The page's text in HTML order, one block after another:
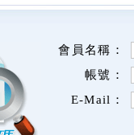
會員名稱：
帳號：
E-Mail：